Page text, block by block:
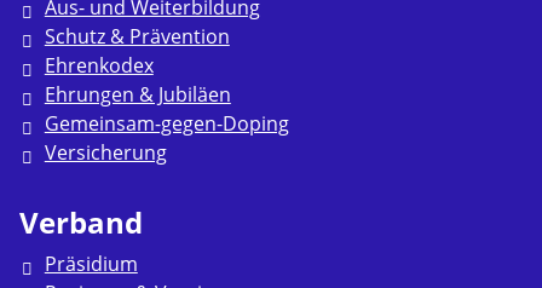
Aus- und Weiterbildung
Schutz & Prävention
Ehrenkodex
Ehrungen & Jubiläen
Gemeinsam-gegen-Doping
Versicherung
Verband
Präsidium